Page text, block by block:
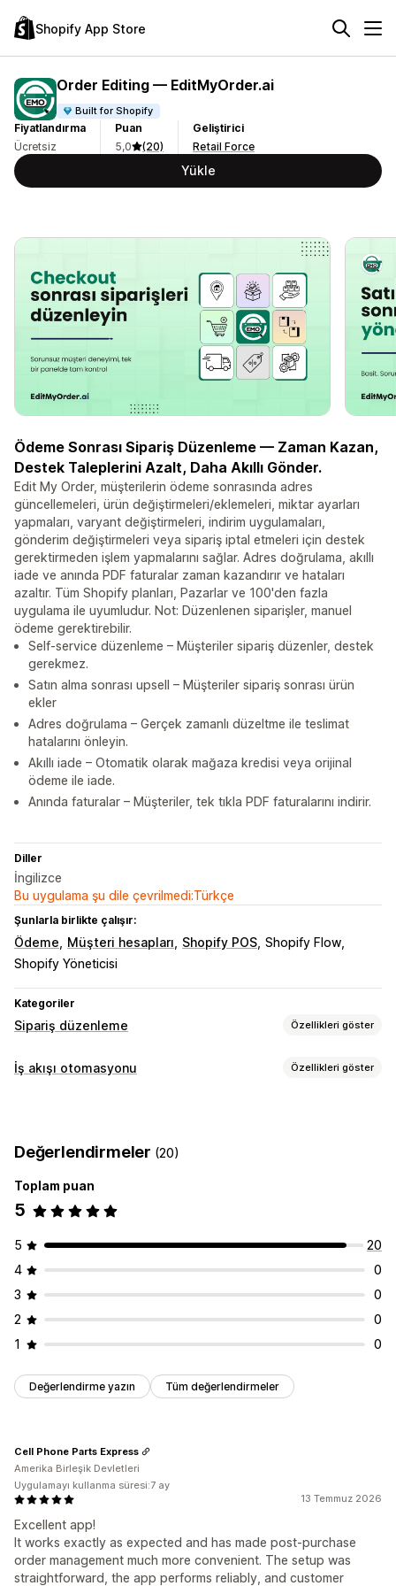
Shopify App Store
Order Editing — EditMyOrder.ai
Built for Shopify
Fiyatlandırma
Ücretsiz
Puan
5,0
(20)
Geliştirici
Retail Force
Yükle
Ödeme Sonrası Sipariş Düzenleme — Zaman Kazan,
Destek Taleplerini Azalt, Daha Akıllı Gönder.
Edit My Order, müşterilerin ödeme sonrasında adres
güncellemeleri, ürün değiştirmeleri/eklemeleri, miktar ayarları
yapmaları, varyant değiştirmeleri, indirim uygulamaları,
gönderim değiştirmeleri veya sipariş iptal etmeleri için destek
gerektirmeden işlem yapmalarını sağlar. Adres doğrulama, akıllı
iade ve anında PDF faturalar zaman kazandırır ve hataları
azaltır. Tüm Shopify planları, Pazarlar ve 100'den fazla
uygulama ile uyumludur. Not: Düzenlenen siparişler, manuel
ödeme gerektirebilir.
Self-service düzenleme – Müşteriler sipariş düzenler, destek
gerekmez.
Satın alma sonrası upsell – Müşteriler sipariş sonrası ürün
ekler
Adres doğrulama – Gerçek zamanlı düzeltme ile teslimat
hatalarını önleyin.
Akıllı iade – Otomatik olarak mağaza kredisi veya orijinal
ödeme ile iade.
Anında faturalar – Müşteriler, tek tıkla PDF faturalarını indirir.
Diller
İngilizce
Bu uygulama şu dile çevrilmedi:Türkçe
Şunlarla birlikte çalışır:
Ödeme Müşteri hesapları Shopify POS Shopify Flow
Shopify Yöneticisi
Kategoriler
Sipariş düzenleme Özellikleri göster
Sipariş güncellemeleri
Sipariş yönetimi
İş akışı otomasyonu Özellikleri göster
Özelleştirme
Koşullu mantık
Değerlendirmeler (20)
Toplam puan
5
5
20
4
0
3
0
2
0
1
0
Değerlendirme yazın Tüm değerlendirmeler
13 Temmuz 2026
Excellent app!
It works exactly as expected and has made post-purchase
order management much more convenient. The setup was
straightforward, the app performs reliably, and customer
Cell Phone Parts Express
Amerika Birleşik Devletleri
Uygulamayı kullanma süresi:7 ay